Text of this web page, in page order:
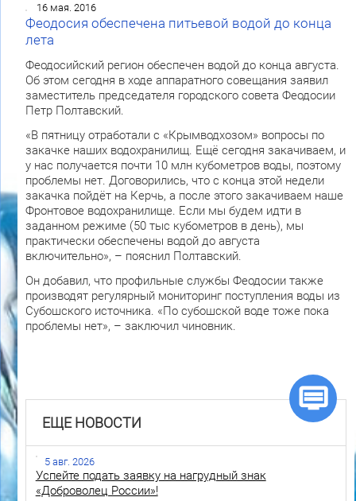
16 мая. 2016
Феодосия обеспечена питьевой водой до конца
лета
Феодосийский регион обеспечен водой до конца августа.
Об этом сегодня в ходе аппаратного совещания заявил
заместитель председателя городского совета Феодосии
Петр Полтавский.
«В пятницу отработали с «Крымводхозом» вопросы по
закачке наших водохранилищ. Ещё сегодня закачиваем, и
у нас получается почти 10 млн кубометров воды, поэтому
проблемы нет. Договорились, что с конца этой недели
закачка пойдёт на Керчь, а после этого закачиваем наше
Фронтовое водохранилище. Если мы будем идти в
заданном режиме (50 тыс кубометров в день), мы
практически обеспечены водой до августа
включительно», – пояснил Полтавский.
Он добавил, что профильные службы Феодосии также
производят регулярный мониторинг поступления воды из
Субошского источника. «По субошской воде тоже пока
проблемы нет», – заключил чиновник.
ЕЩЕ НОВОСТИ
5 авг. 2026
Успейте подать заявку на нагрудный знак
«Доброволец России»!